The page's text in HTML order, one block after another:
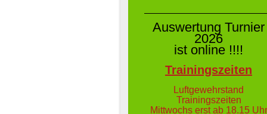
Auswertung Turnier
2026
ist online !!!!
Trainingszeiten
Luftgewehrstand
Trainingszeiten
Mittwochs erst ab 18.15 Uhr